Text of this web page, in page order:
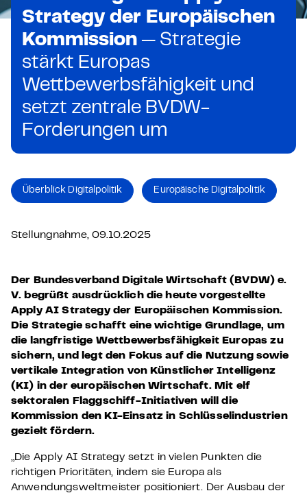
Strategy der Europäischen
Kommission — Strategie
stärkt Europas
Wettbewerbsfähigkeit und
setzt zentrale BVDW-
Forderungen um
Überblick Digitalpolitik Europäische Digitalpolitik
Stellungnahme, 09.10.2025
Der Bundesverband Digitale Wirtschaft (BVDW) e.
V. begrüßt ausdrücklich die heute vorgestellte
Apply AI Strategy der Europäischen Kommission.
Die Strategie schafft eine wichtige Grundlage, um
die langfristige Wettbewerbsfähigkeit Europas zu
sichern, und legt den Fokus auf die Nutzung sowie
vertikale Integration von Künstlicher Intelligenz
(KI) in der europäischen Wirtschaft. Mit elf
sektoralen Flaggschiff-Initiativen will die
Kommission den KI-Einsatz in Schlüsselindustrien
gezielt fördern.
„Die Apply AI Strategy setzt in vielen Punkten die
richtigen Prioritäten, indem sie Europa als
Anwendungsweltmeister positioniert. Der Ausbau der